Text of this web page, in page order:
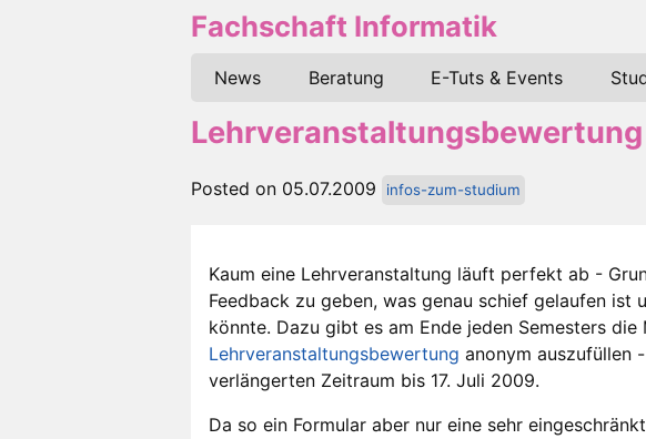
Fachschaft Informatik
News Beratung E-Tuts & Events
Lehrveranstaltungsbewertung
Posted on 05.07.2009 infos-zum-studium
Kaum eine Lehrveranstaltung läuft perfekt ab -
Feedback zu geben, was genau schief gelaufen
könnte. Dazu gibt es am Ende jeden Semesters
Lehrveranstaltungsbewertung anonym auszufüllen
verlängerten Zeitraum bis 17. Juli 2009.
Da so ein Formular aber nur eine sehr